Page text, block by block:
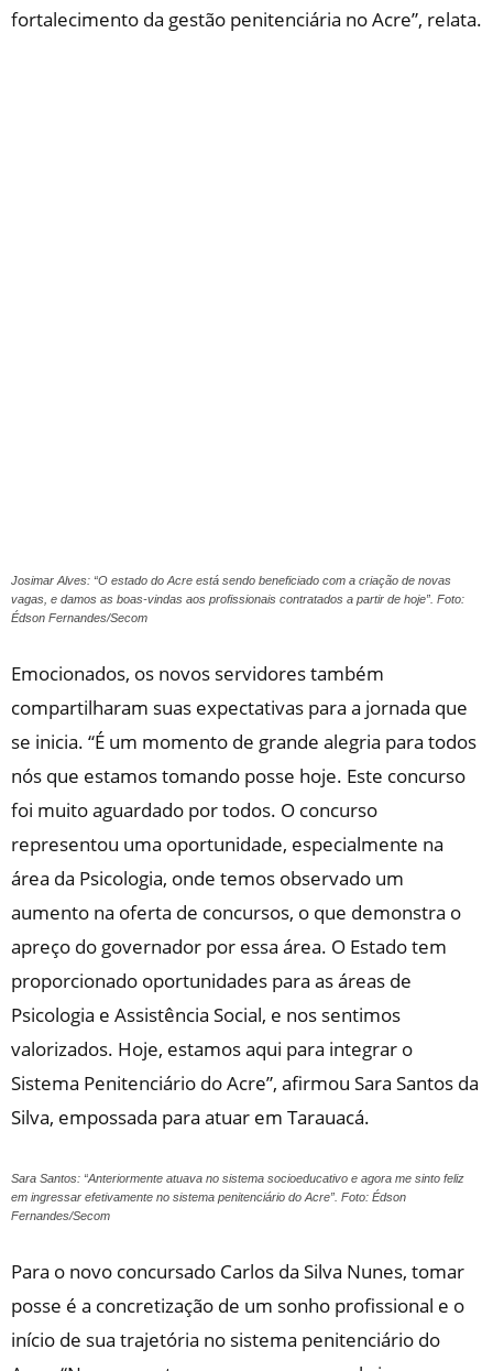
fortalecimento da gestão penitenciária no Acre”, relata.
Josimar Alves: “O estado do Acre está sendo beneficiado com a criação de novas
vagas, e damos as boas-vindas aos profissionais contratados a partir de hoje”. Foto:
Édson Fernandes/Secom
Emocionados, os novos servidores também
compartilharam suas expectativas para a jornada que
se inicia. “É um momento de grande alegria para todos
nós que estamos tomando posse hoje. Este concurso
foi muito aguardado por todos. O concurso
representou uma oportunidade, especialmente na
área da Psicologia, onde temos observado um
aumento na oferta de concursos, o que demonstra o
apreço do governador por essa área. O Estado tem
proporcionado oportunidades para as áreas de
Psicologia e Assistência Social, e nos sentimos
valorizados. Hoje, estamos aqui para integrar o
Sistema Penitenciário do Acre”, afirmou Sara Santos da
Silva, empossada para atuar em Tarauacá.
Sara Santos: “Anteriormente atuava no sistema socioeducativo e agora me sinto feliz
em ingressar efetivamente no sistema penitenciário do Acre”. Foto: Édson
Fernandes/Secom
Para o novo concursado Carlos da Silva Nunes, tomar
posse é a concretização de um sonho profissional e o
início de sua trajetória no sistema penitenciário do